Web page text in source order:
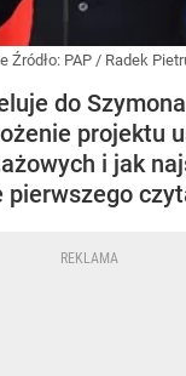
Źródło: PAP / Radek
do
projektu
i jak
pierwszego